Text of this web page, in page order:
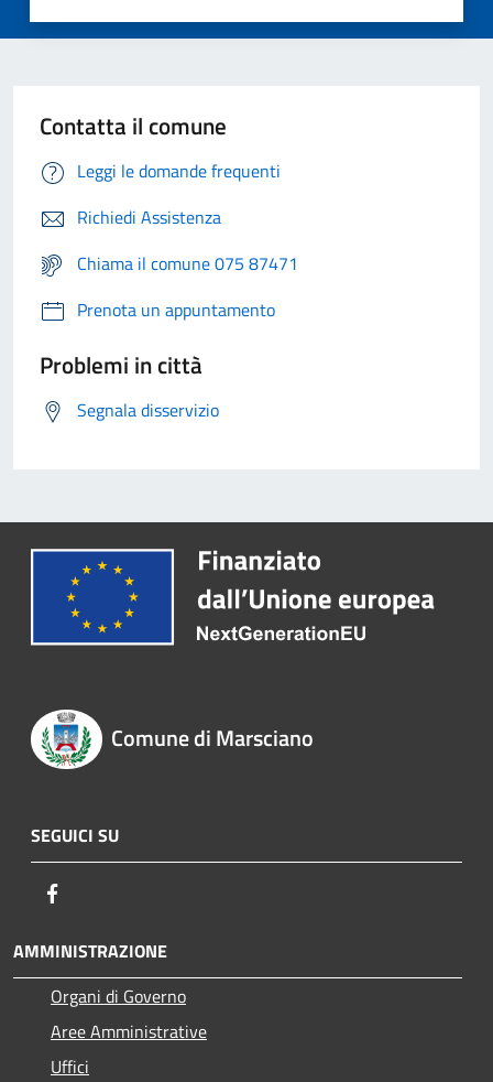
Contatta il comune
Leggi le domande frequenti
Richiedi Assistenza
Chiama il comune 075 87471
Prenota un appuntamento
Problemi in città
Segnala disservizio
Comune di Marsciano
SEGUICI SU
AMMINISTRAZIONE
Organi di Governo
Aree Amministrative
Uffici